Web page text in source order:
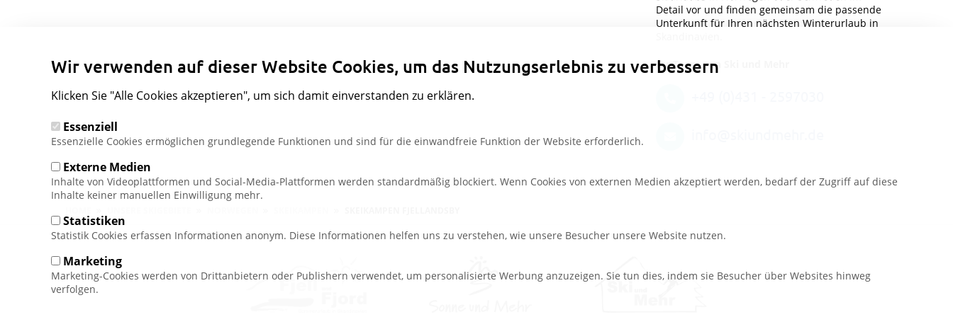
Detail vor und finden gemeinsam die passende
Unterkunft für Ihren nächsten Winterurlaub in
Ihr Team von Ski und Mehr
Pfadnavigation
Wir verwenden auf dieser Website Cookies, um das Nutzungserlebnis zu verbessern
Klicken Sie "Alle Cookies akzeptieren", um sich damit einverstanden zu erklären.
Essenziell
Essenzielle Cookies ermöglichen grundlegende Funktionen und sind für die einwandfreie Funktion der Website erforderlich.
Externe Medien
Inhalte von Videoplattformen und Social-Media-Plattformen werden standardmäßig blockiert. Wenn Cookies von externen Medien akzeptiert werden, bedarf der Zugriff auf diese
Inhalte keiner manuellen Einwilligung mehr.
Statistiken
Statistik Cookies erfassen Informationen anonym. Diese Informationen helfen uns zu verstehen, wie unsere Besucher unsere Website nutzen.
Marketing
Marketing-Cookies werden von Drittanbietern oder Publishern verwendet, um personalisierte Werbung anzuzeigen. Sie tun dies, indem sie Besucher über Websites hinweg
verfolgen.